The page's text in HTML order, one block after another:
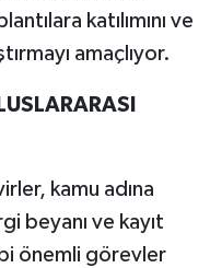
katılımını ve
amaçlıyor.
kamu adına
beyanı ve kayıt
önemli görevler